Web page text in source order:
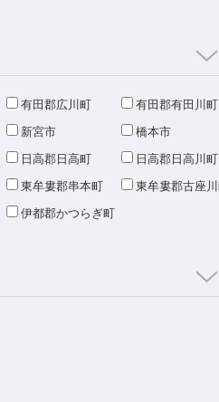
有田郡広川町
有田郡有田川町
新宮市
橋本市
日高郡日高町
日高郡日高川町
東牟婁郡串本町
東牟婁郡古座
伊都郡かつらぎ町